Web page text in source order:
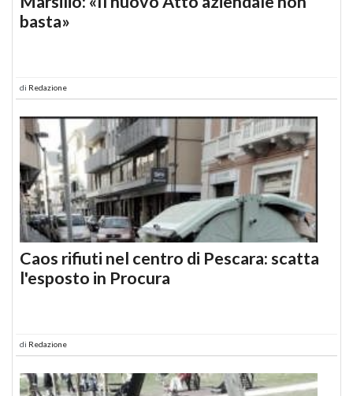
basta»
di Redazione
Caos rifiuti nel centro di Pescara: scatta
l'esposto in Procura
di Redazione